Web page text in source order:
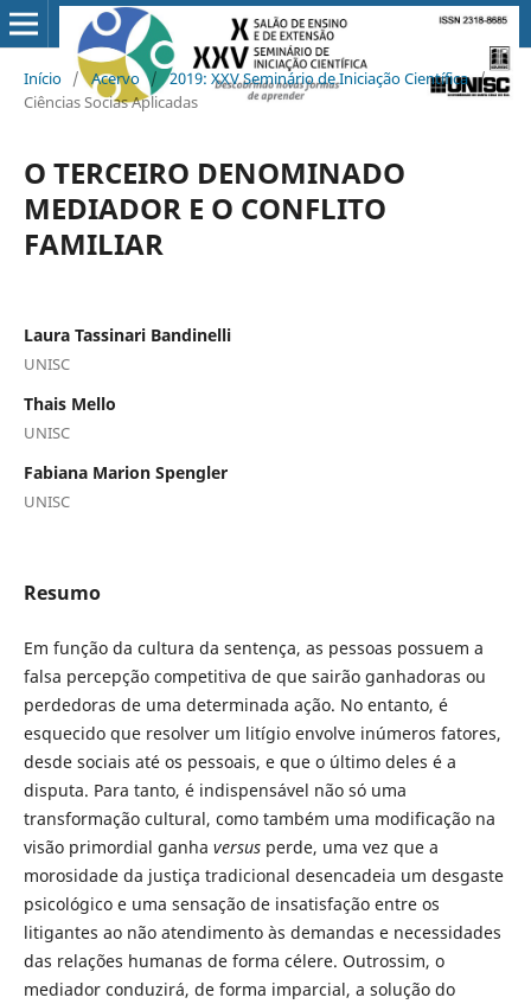
Início / Acervo / 2019: XXV Seminário de Iniciação Científica /
Ciências Socias Aplicadas
O TERCEIRO DENOMINADO
MEDIADOR E O CONFLITO
FAMILIAR
Laura Tassinari Bandinelli
UNISC
Thais Mello
UNISC
Fabiana Marion Spengler
UNISC
Resumo
Em função da cultura da sentença, as pessoas possuem a
falsa percepção competitiva de que sairão ganhadoras ou
perdedoras de uma determinada ação. No entanto, é
esquecido que resolver um litígio envolve inúmeros fatores,
desde sociais até os pessoais, e que o último deles é a
disputa. Para tanto, é indispensável não só uma
transformação cultural, como também uma modificação na
visão primordial ganha versus perde, uma vez que a
morosidade da justiça tradicional desencadeia um desgaste
psicológico e uma sensação de insatisfação entre os
litigantes ao não atendimento às demandas e necessidades
das relações humanas de forma célere. Outrossim, o
mediador conduzirá, de forma imparcial, a solução do